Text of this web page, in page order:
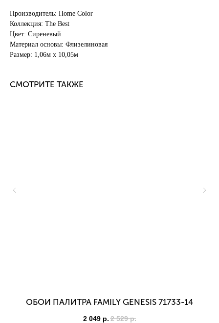
Производитель: Home Color
Коллекция: The Best
Цвет: Сиреневый
Материал основы: Флизелиновая
Размер: 1,06м х 10,05м
СМОТРИТЕ ТАКЖЕ
ОБОИ ПАЛИТРА FAMILY GENESIS 71733-14
2 049 р. 2 529 р.